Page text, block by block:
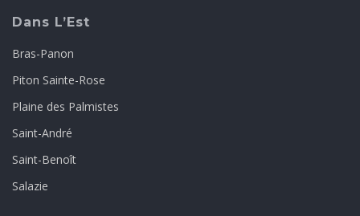
Dans L’Est
Bras-Panon
Piton Sainte-Rose
Plaine des Palmistes
Saint-André
Saint-Benoît
Salazie